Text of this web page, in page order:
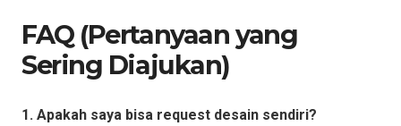
FAQ (Pertanyaan yang
Sering Diajukan)
1. Apakah saya bisa request desain sendiri?